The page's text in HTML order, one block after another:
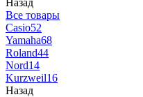
Назад
Все товары
Casio52
Yamaha68
Roland44
Nord14
Kurzweil16
Назад